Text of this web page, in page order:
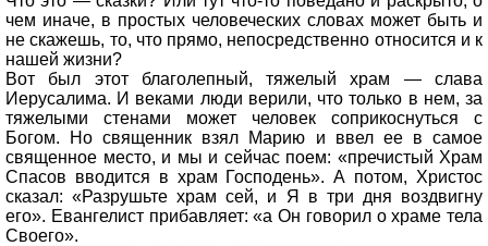
чем иначе, в простых человеческих словах может быть и
не скажешь, то, что прямо, непосредственно относится и к
нашей жизни?
Вот был этот благолепный, тяжелый храм — слава
Иерусалима. И веками люди верили, что только в нем, за
тяжелыми стенами может человек соприкоснуться с
Богом. Но священник взял Марию и ввел ее в самое
священное место, и мы и сейчас поем: «пречистый Храм
Спасов вводится в храм Господень». А потом, Христос
сказал: «Разрушьте храм сей, и Я в три дня воздвигну
его». Евангелист прибавляет: «а Он говорил о храме тела
Своего».